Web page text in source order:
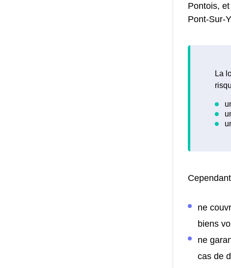
Pontois,
Pont-Sur-
La
ne
biens
ne
cas de